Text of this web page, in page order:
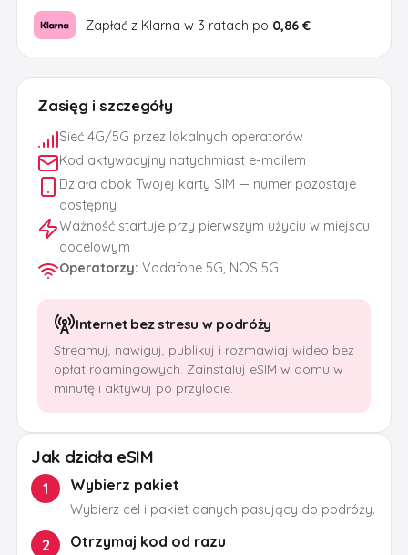
Zasięg i szczegóły
Sieć 4G/5G przez lokalnych operatorów
Kod aktywacyjny natychmiast e-mailem
Działa obok Twojej karty SIM — numer pozostaje
dostępny
Ważność startuje przy pierwszym użyciu w miejscu
docelowym
Operatorzy: Vodafone 5G, NOS 5G
Internet bez stresu w podróży
Streamuj, nawiguj, publikuj i rozmawiaj wideo bez
opłat roamingowych. Zainstaluj eSIM w domu w
minutę i aktywuj po przylocie.
Jak działa eSIM
1 Wybierz pakiet
Wybierz cel i pakiet danych pasujący do podróży.
2 Otrzymaj kod od razu
Zapłać z Klarna w 3 ratach po 0,86 €